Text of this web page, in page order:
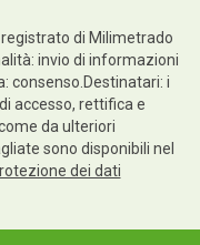
di Milimetrado
invio di informazioni
consenso.Destinatari: i
accesso, rettifica e
da ulteriori
sono disponibili nel
dei dati